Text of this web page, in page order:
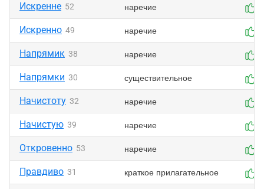
Искренне 52 наречие
Искренно 49 наречие
Напрямик 38 наречие
Напрямки 30 существительное
Начистоту 32 наречие
Начистую 39 наречие
Откровенно 53 наречие
Правдиво 31 краткое прилагательное